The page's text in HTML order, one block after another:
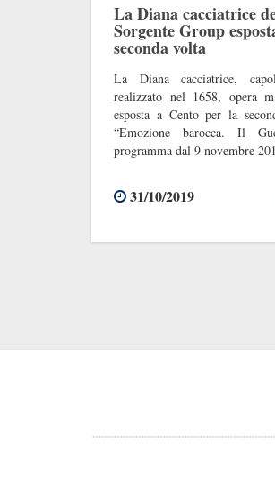
La Diana cacciatrice
Sorgente Group
seconda volta
La Diana cacciatrice,
realizzato nel 1658, opera
esposta a Cento per la
“Emozione barocca. Il
programma dal 9 novembre
31/10/2019